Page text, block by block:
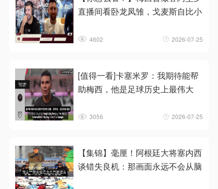
直播间看卧龙凤雏，戈麦斯自比小
4602 2026-07-25
[值得一看]卡塞米罗：我期待能帮
助梅西，他是足球历史上最伟大
3056 2026-07-25
【集锦】毫厘！阿根廷大将塞内西
谈错失良机：那画面永远不会从脑